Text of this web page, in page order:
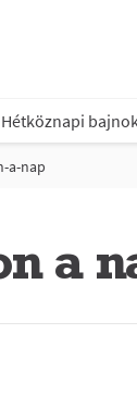
Hétköznapi
a-nap
a